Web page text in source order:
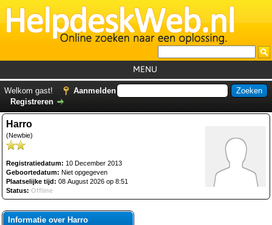
MENU
GemistDownloader
Welkom gast!
Aanmelden
Registreren
Harro
(Newbie)
Registratiedatum: 10 December 2013
Geboortedatum: Niet opgegeven
Plaatselijke tijd: 08 August 2026 op 8:51
Status: Offline
Informatie over Harro